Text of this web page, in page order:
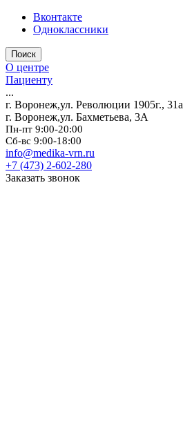
Вконтакте
Одноклассники
Поиск
О центре
Пациенту
...
г. Воронеж,ул. Революции 1905г., 31а
г. Воронеж,ул. Бахметьева, 3А
Пн-пт 9:00-20:00
Сб-вс 9:00-18:00
info@medika-vrn.ru
+7 (473) 2-602-280
Заказать звонок